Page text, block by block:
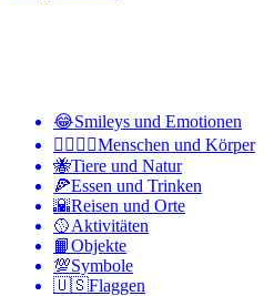
😂Smileys und Emotionen
👩‍❤️‍💋‍👨Menschen und Körper
🐝Tiere und Natur
🍕Essen und Trinken
🌇Reisen und Orte
🥎Aktivitäten
📙Objekte
💯Symbole
🇺🇸Flaggen